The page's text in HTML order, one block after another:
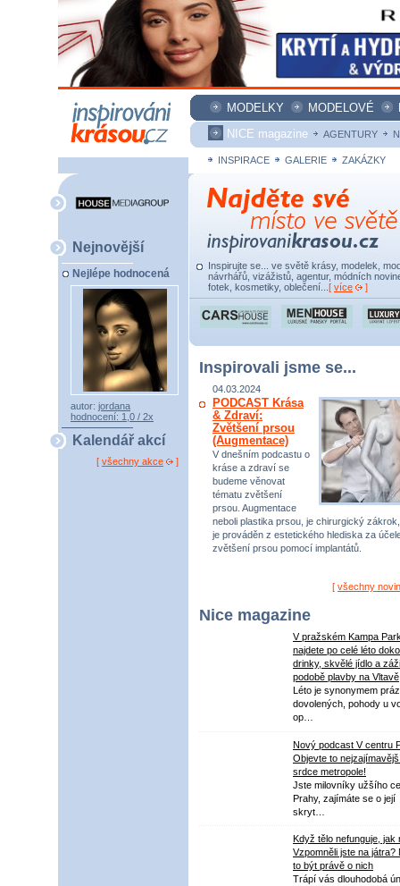
MODELKY MODELOVÉ
NICE magazine
AGENTURY
INSPIRACE GALERIE ZAKÁZKY
Nejnovější
Nejlépe hodnocená
autor: jordana
hodnocení: 1,0 / 2x
Kalendář akcí
[ všechny akce ]
Inspirujte se... ve světě krásy, modelek,
návrhářů, vizážistů, agentur, módních
fotek, kosmetiky, oblečení... [ více ]
Inspirovali jsme se...
04.03.2024
PODCAST Krása
& Zdraví:
Zvětšení prsou
(Augmentace)
V dnešním podcastu o
kráse a zdraví se
budeme věnovat
tématu zvětšení
prsou. Augmentace
neboli plastika prsou, je chirurgický
je prováděn z estetického hlediska za
zvětšení prsou pomocí implantátů.
[ všechny
Nice magazine
V pražském Kampa
najdete po celé léto
drinky, skvělé jídlo a
podobě plavby na Vltavě
Léto je synonymem
dovolených, pohody u
op…
Nový podcast V centru
Objevte to
srdce metropole!
Jste milovníky užšího
Prahy, zajímáte se o její
skryt…
Když tělo nefunguje, jak
Vzpomněli jste na játra?
to být právě o nich
Trápí vás dlouhodobá